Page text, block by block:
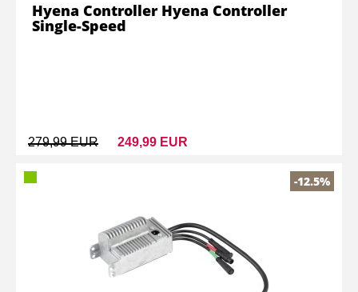
279,99 EUR 249,99 EUR
Hyena Controller Hyena Controller
Single-Speed
-12.5%